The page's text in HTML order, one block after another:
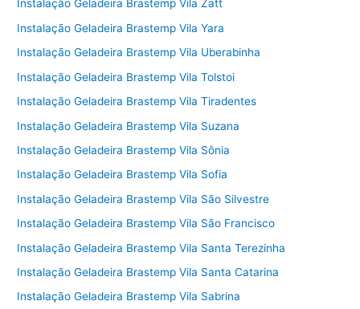
Instalação Geladeira Brastemp Vila Zatt
Instalação Geladeira Brastemp Vila Yara
Instalação Geladeira Brastemp Vila Uberabinha
Instalação Geladeira Brastemp Vila Tolstoi
Instalação Geladeira Brastemp Vila Tiradentes
Instalação Geladeira Brastemp Vila Suzana
Instalação Geladeira Brastemp Vila Sônia
Instalação Geladeira Brastemp Vila Sofia
Instalação Geladeira Brastemp Vila São Silvestre
Instalação Geladeira Brastemp Vila São Francisco
Instalação Geladeira Brastemp Vila Santa Terezinha
Instalação Geladeira Brastemp Vila Santa Catarina
Instalação Geladeira Brastemp Vila Sabrina